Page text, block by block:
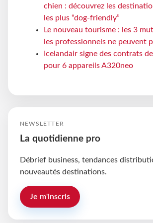
chien : découvrez les
les plus “dog-friendly”
Le nouveau tourisme : les 3
les professionnels ne peuvent
Icelandair signe des contrats
pour 6 appareils A320neo
NEWSLETTER
La quotidienne pro
Débrief business, tendances
nouveautés destinations.
Je m'inscris